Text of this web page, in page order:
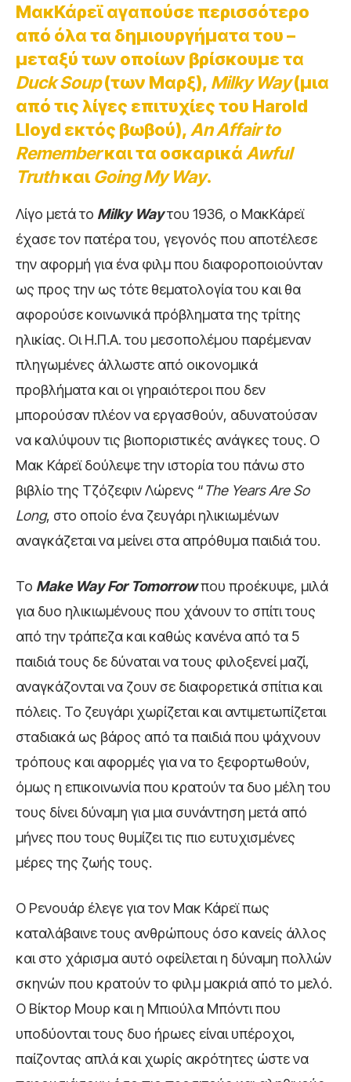
ΜακΚάρεϊ αγαπούσε περισσότερο
από όλα τα δημιουργήματα του –
μεταξύ των οποίων βρίσκουμε τα
Duck Soup(των Μαρξ), Milky Way(μια
από τις λίγες επιτυχίες του Harold
Lloyd εκτός βωβού), An Affair to
Rememberκαι τα οσκαρικά Awful
Truthκαι Going My Way.
Λίγο μετά το Milky Wayτου 1936, ο ΜακΚάρεϊ
έχασε τον πατέρα του, γεγονός που αποτέλεσε
την αφορμή για ένα φιλμ που διαφοροποιούνταν
ως προς την ως τότε θεματολογία του και θα
αφορούσε κοινωνικά πρόβληματα της τρίτης
ηλικίας. Οι Η.Π.Α. του μεσοπολέμου παρέμεναν
πληγωμένες άλλωστε από οικονομικά
προβλήματα και οι γηραιότεροι που δεν
μπορούσαν πλέον να εργασθούν, αδυνατούσαν
να καλύψουν τις βιοποριστικές ανάγκες τους. Ο
Μακ Κάρεϊ δούλεψε την ιστορία του πάνω στο
βιβλίο της Τζόζεφιν Λώρενς “The Years Are So
Long, στο οποίο ένα ζευγάρι ηλικιωμένων
αναγκάζεται να μείνει στα απρόθυμα παιδιά του.
Το Make Way For Tomorrowπου προέκυψε, μιλά
για δυο ηλικιωμένους που χάνουν το σπίτι τους
από την τράπεζα και καθώς κανένα από τα 5
παιδιά τους δε δύναται να τους φιλοξενεί μαζί,
αναγκάζονται να ζουν σε διαφορετικά σπίτια και
πόλεις. Το ζευγάρι χωρίζεται και αντιμετωπίζεται
σταδιακά ως βάρος από τα παιδιά που ψάχνουν
τρόπους και αφορμές για να το ξεφορτωθούν,
όμως η επικοινωνία που κρατούν τα δυο μέλη του
τους δίνει δύναμη για μια συνάντηση μετά από
μήνες που τους θυμίζει τις πιο ευτυχισμένες
μέρες της ζωής τους.
Ο Ρενουάρ έλεγε για τον Μακ Κάρεϊ πως
καταλάβαινε τους ανθρώπους όσο κανείς άλλος
και στο χάρισμα αυτό οφείλεται η δύναμη πολλών
σκηνών που κρατούν το φιλμ μακριά από το μελό.
Ο Βίκτορ Μουρ και η Μπιούλα Μπόντι που
υποδύονται τους δυο ήρωες είναι υπέροχοι,
παίζοντας απλά και χωρίς ακρότητες ώστε να